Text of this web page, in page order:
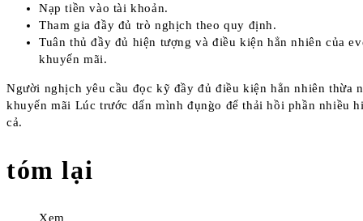
Nạp tiền vào tài khoản.
Tham gia đầy đủ trò nghịch theo quy định.
Tuân thủ đầy đủ hiện tượng và điều kiện hẳn nhiên của
khuyến mãi.
Người nghịch yêu cầu đọc kỹ đầy đủ điều kiện hẳn nhiên thừa
khuyến mãi Lúc trước dấn mình đụng̀o để thải hồi phần nhiều
cả.
tóm lại
Xem